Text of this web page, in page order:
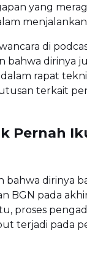
yang
di
bahwa dirinya
rapat
terkait
Pernah
bahwa dirinya
BGN pada
proses
terjadi pada